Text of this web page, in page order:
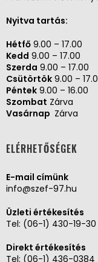
Nyitva tartás:
Hétfő 9.00 – 17.00
Kedd 9.00 – 17.00
Szerda 9.00 – 17.00
Csütörtök 9.00 –
Péntek 9.00 – 16.00
Szombat Zárva
Vasárnap Zárva
ELÉRHETŐSÉGEK
E-mail címünk
info@szef-97.hu
Üzleti értékesítés
Tel: (06-1) 430-19-30
Direkt értékesítés
Tel: (06-1) 436-0384